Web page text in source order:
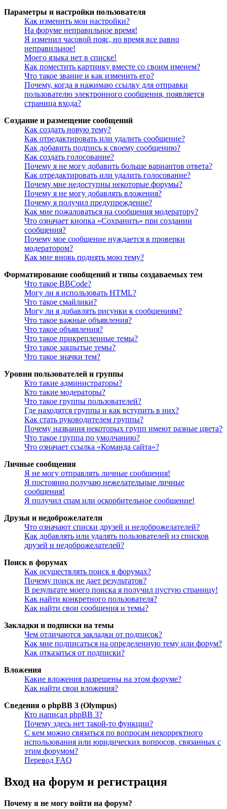
Параметры и настройки пользователя
Как изменить мои настройки?
На форуме неправильное время!
Я изменил часовой пояс, но время все равно
неправильное!
Моего языка нет в списке!
Как поместить картинку вместе со своим именем?
Что такое звание и как изменить его?
Почему, когда я нажимаю ссылку для отправки
пользователю электронного сообщения, появляется
страница входа?
Создание и размещение сообщений
Как создать новую тему?
Как отредактировать или удалить сообщение?
Как добавить подпись к своему сообщению?
Как создать голосование?
Почему я не могу добавить больше вариантов ответа?
Как отредактировать или удалить голосование?
Почему мне недоступны некоторые форумы?
Почему я не могу добавлять вложения?
Почему я получил предупреждение?
Как мне пожаловаться на сообщения модератору?
Что означает кнопка «Сохранить» при создании
сообщения?
Почему мое сообщение нуждается в проверки
модератором?
Как мне вновь поднять мою тему?
Форматирование сообщений и типы создаваемых тем
Что такое BBCode?
Могу ли я использовать HTML?
Что такое смайлики?
Могу ли я добавлять рисунки к сообщениям?
Что такое важные объявления?
Что такое объявления?
Что такое прикрепленные темы?
Что такое закрытые темы?
Что такое значки тем?
Уровни пользователей и группы
Кто такие администраторы?
Кто такие модераторы?
Что такое группы пользователей?
Где находятся группы и как вступить в них?
Как стать руководителем группы?
Почему названия некоторых групп имеют разные цвета?
Что такое группа по умолчанию?
Что означает ссылка «Команда сайта»?
Личные сообщения
Я не могу отправлять личные сообщения!
Я постоянно получаю нежелательные личные
сообщения!
Я получил спам или оскорбительное сообщение!
Друзья и недоброжелатели
Что означают списки друзей и недоброжелателей?
Как добавлять или удалять пользователей из списков
друзей и недоброжелателей?
Поиск в форумах
Как осуществлять поиск в форумах?
Почему поиск не дает результатов?
В результате моего поиска я получил пустую страницу!
Как найти конкретного пользователя?
Как найти свои сообщения и темы?
Закладки и подписки на темы
Чем отличаются закладки от подписок?
Как мне подписаться на определенную тему или форум?
Как отказаться от подписки?
Вложения
Какие вложения разрешены на этом форуме?
Как найти свои вложения?
Сведения о phpBB 3 (Olympus)
Кто написал phpBB 3?
Почему здесь нет такой-то функции?
С кем можно связаться по вопросам некорректного
использования или юридических вопросов, связанных с
этим форумом?
Перевод FAQ
Вход на форум и регистрация
Почему я не могу войти на форум?